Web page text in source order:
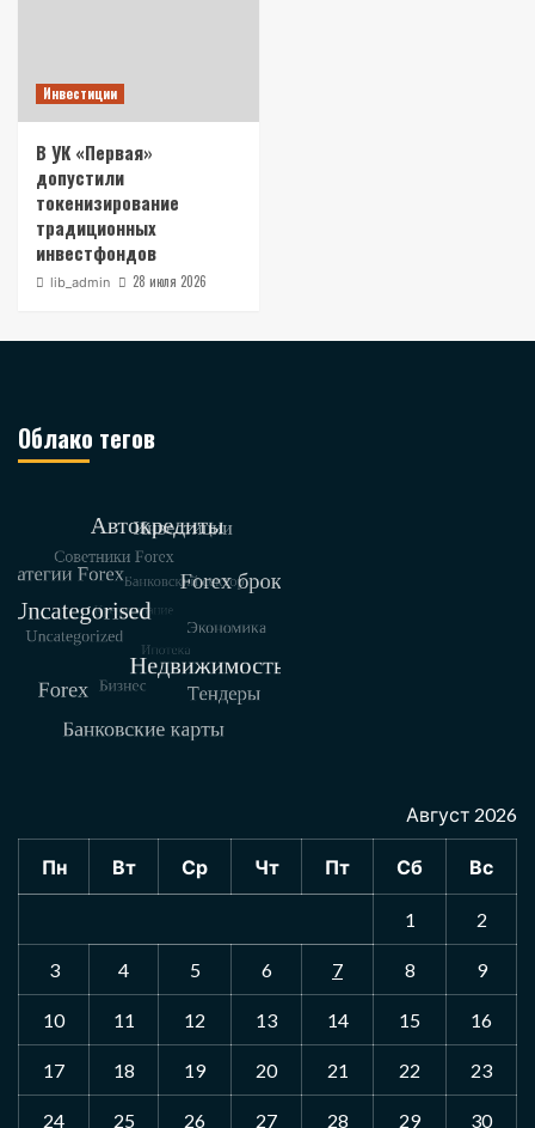
Инвестиции
В УК «Первая»
допустили
токенизирование
традиционных
инвестфондов
lib_admin 28 июля 2026
Облако тегов
Август 2026
Пн Вт Ср Чт Пт Сб Вс
1 2
3 4 5 6 7 8 9
10 11 12 13 14 15 16
17 18 19 20 21 22 23
24 25 26 27 28 29 30